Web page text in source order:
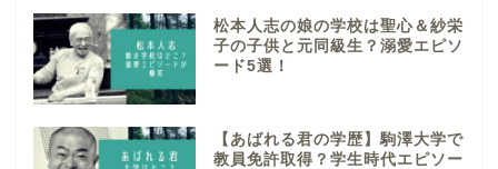
松本人志の娘の学校は聖心＆紗栄
子の子供と元同級生？溺愛エピソ
ード5選！
【あばれる君の学歴】駒澤大学で
教員免許取得？学生時代エピソー